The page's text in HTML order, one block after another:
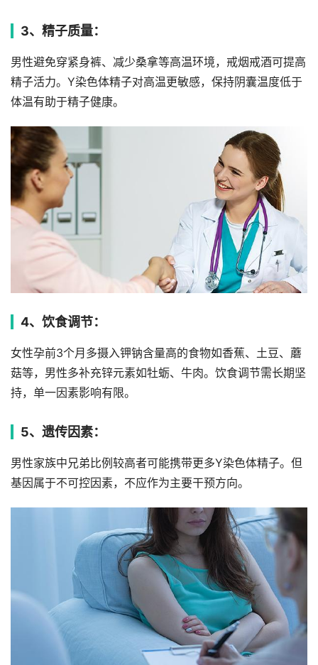
3、精子质量：
男性避免穿紧身裤、减少桑拿等高温环境，戒烟戒酒可提高
精子活力。Y染色体精子对高温更敏感，保持阴囊温度低于
体温有助于精子健康。
4、饮食调节：
女性孕前3个月多摄入钾钠含量高的食物如香蕉、土豆、蘑
菇等，男性多补充锌元素如牡蛎、牛肉。饮食调节需长期坚
持，单一因素影响有限。
5、遗传因素：
男性家族中兄弟比例较高者可能携带更多Y染色体精子。但
基因属于不可控因素，不应作为主要干预方向。